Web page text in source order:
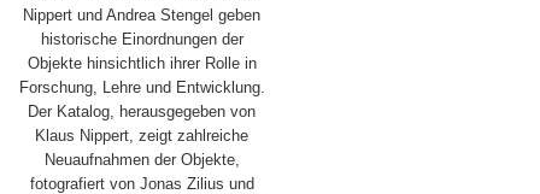
Nippert und Andrea Stengel geben
historische Einordnungen der
Objekte hinsichtlich ihrer Rolle in
Forschung, Lehre und Entwicklung.
Der Katalog, herausgegeben von
Klaus Nippert, zeigt zahlreiche
Neuaufnahmen der Objekte,
fotografiert von Jonas Zilius und